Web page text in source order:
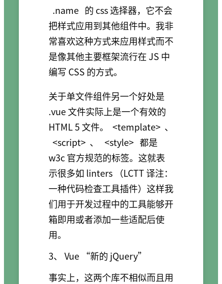
.name 的 css 选择器，它不会
把样式应用到其他组件中。我非
常喜欢这种方式来应用样式而不
是像其他主要框架流行在 JS 中
编写 CSS 的方式。
关于单文件组件另一个好处是
.vue 文件实际上是一个有效的
HTML 5 文件。
<template> 、
<script> 、 <style> 都是
w3c 官方规范的标签。这就表
示很多如 linters （LCTT 译注：
一种代码检查工具插件）这样我
们用于开发过程中的工具能够开
箱即用或者添加一些适配后使
用。
3、 Vue “新的 jQuery”
事实上，这两个库不相似而且用